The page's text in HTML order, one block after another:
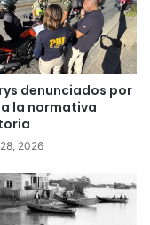
denunciados por
la normativa
2026